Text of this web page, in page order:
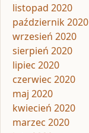
listopad 2020
październik 2020
wrzesień 2020
sierpień 2020
lipiec 2020
czerwiec 2020
maj 2020
kwiecień 2020
marzec 2020